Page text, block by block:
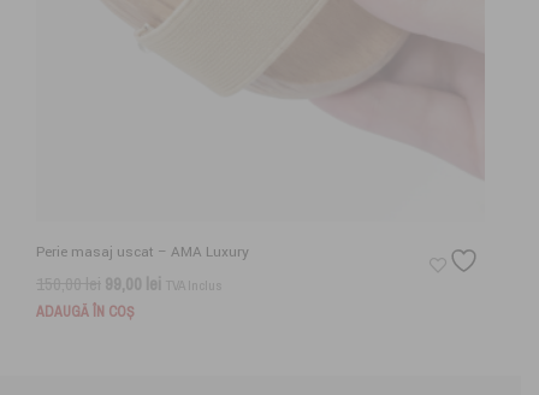
Perie masaj uscat – AMA Luxury
Prețul
inițial
99,00lei Prețul
TVA Inclus
ADAUGĂ ÎN COȘ